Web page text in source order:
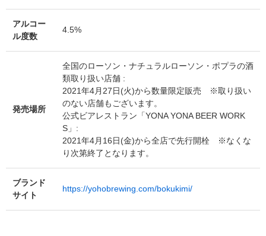
アルコー
ル度数
4.5%
発売場所
全国のローソン・ナチュラルローソン・ポプラの酒
類取り扱い店舗 :
2021年4月27日(火)から数量限定販売 ※取り扱い
のない店舗もございます。
公式ビアレストラン「YONA YONA BEER WORK
S」:
2021年4月16日(金)から全店で先行開栓 ※なくな
り次第終了となります。
ブランド
サイト
https://yohobrewing.com/bokukimi/